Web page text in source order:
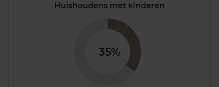
Huishoudens met kinderen
35%